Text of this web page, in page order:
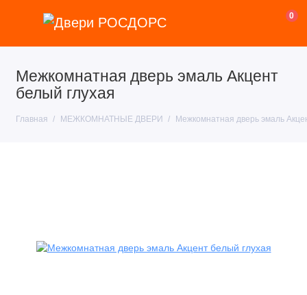
0
Межкомнатная дверь эмаль Акцент
белый глухая
Главная МЕЖКОМНАТНЫЕ ДВЕРИ Межкомнатная дверь эмаль